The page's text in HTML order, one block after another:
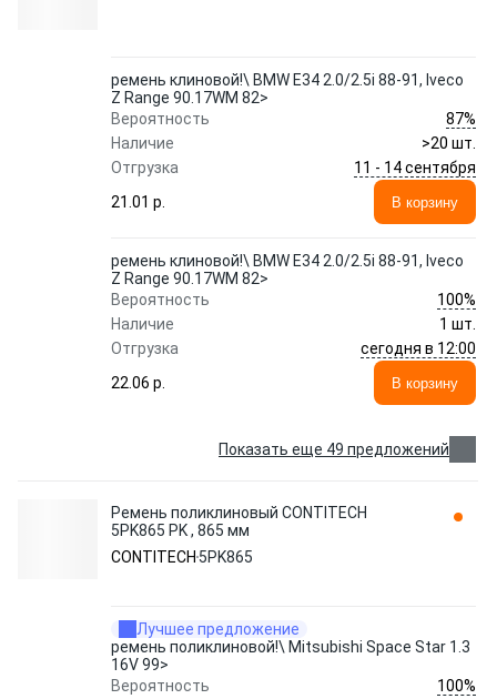
ремень клиновой!\ BMW E34 2.0/2.5i 88-91, Iveco
Z Range 90.17WM 82>
Вероятность
87%
Наличие
>20 шт.
Отгрузка
11 - 14 сентября
21.01 p.
В корзину
ремень клиновой!\ BMW E34 2.0/2.5i 88-91, Iveco
Z Range 90.17WM 82>
Вероятность
100%
Наличие
1 шт.
Отгрузка
сегодня в 12:00
22.06 p.
В корзину
Показать еще 49 предложений
Ремень поликлиновый CONTITECH
5PK865 PK , 865 мм
CONTITECH 5PK865
Лучшее предложение
ремень поликлиновой!\ Mitsubishi Space Star 1.3
16V 99>
Вероятность
100%